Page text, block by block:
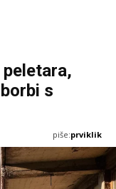
s
piše:prviklik